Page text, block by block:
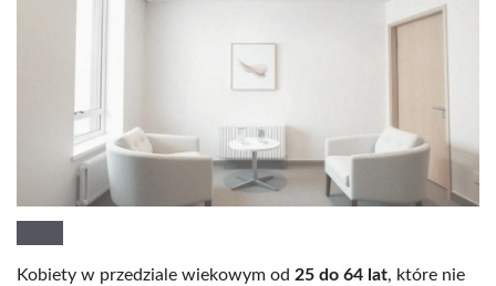
Kobiety w przedziale wiekowym od 25 do 64 lat, które nie